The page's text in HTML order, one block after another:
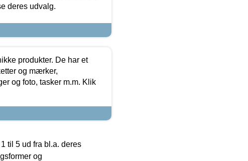
deres udvalg.
produkter. De har et
og mærker,
og foto, tasker m.m. Klik
til 5 ud fra bl.a. deres
og